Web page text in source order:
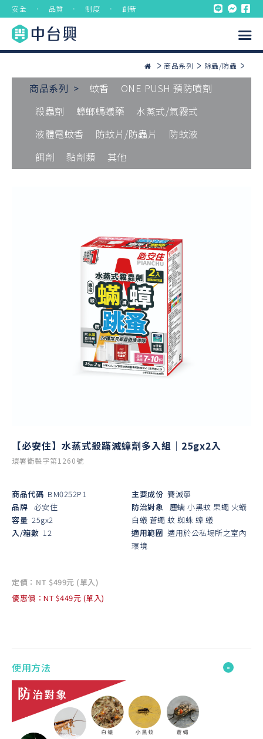
安全 ． 品質 ． 制度 ． 創新
商品系列 除蟲/防蟲
商品系列 > 蚊香
ONE PUSH 預防噴劑
殺蟲劑
蟑螂螞蟻藥
水蒸式/氣霧式
液體電蚊香
防蚊片/防蟲片
防蚊液
餌劑
黏劑類 其他
【必安住】水蒸式殺蹣滅蟑劑多入組｜25gx2入
環署衛製字第1260號
商品代碼 BM0252P1
品牌 必安住
容量 25gx2
入/箱數 12
主要成份 賽滅寧
防治對象
塵螨 小黑蚊 果蠅 火蟻
白蟻 蒼蠅 蚊 蜘蛛 蟑 蟻
適用範圍 適用於公私場所之室內
環境
定價：NT $499元 (單入)
優惠價：NT $449元 (單入)
使用方法